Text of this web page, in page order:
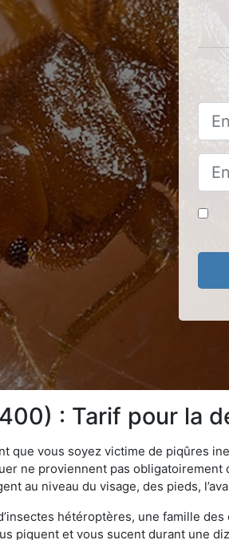
: Tarif pour la
que vous soyez victime de piqûres
ne proviennent pas
au niveau du visage, des pieds,
hétéroptères, une famille
piquent et vous sucent durant une